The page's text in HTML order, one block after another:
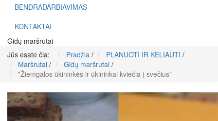
BENDRADARBIAVIMAS
KONTAKTAI
Gidų maršrutai
Jūs esate čia:
Pradžia / PLANUOTI IR KELIAUTI /
Maršrutai / Gidų maršrutai /
"Žiemgalos ūkininkės ir ūkininkai kviečia į svečius"